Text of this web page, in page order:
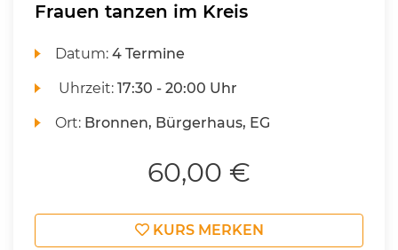
Frauen tanzen im Kreis
Datum:4 Termine
Uhrzeit:17:30 - 20:00 Uhr
Ort: Bronnen, Bürgerhaus, EG
60,00 €
KURS MERKEN